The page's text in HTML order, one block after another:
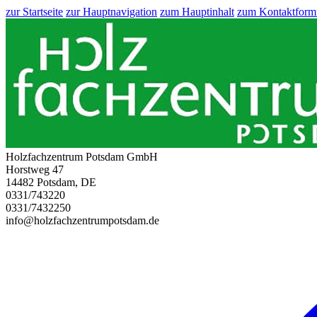
zur Startseite zur Hauptnavigation zum Hauptinhalt zum
Holzfachzentrum Potsdam GmbH
Horstweg 47
14482 Potsdam, DE
0331/743220
0331/7432250
info@holzfachzentrumpotsdam.de